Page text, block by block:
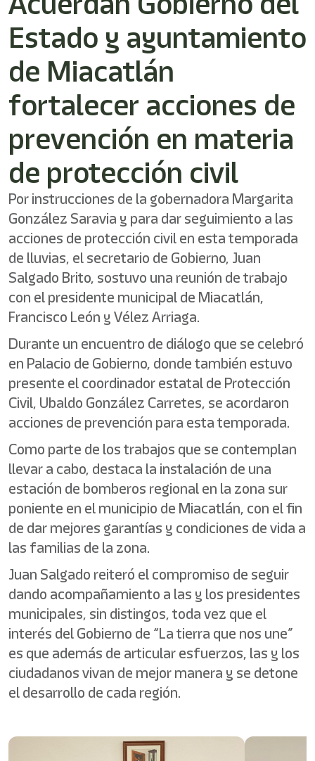
Este
acceso
directo
lector
de
pantalla
ayudarle
navegar
interactuar
con
contenido.
Estado y ayuntamiento
de Miacatlán
fortalecer acciones de
prevención en materia
de protección civil
Por instrucciones de la gobernadora Margarita
González Saravia y para dar seguimiento a las
acciones de protección civil en esta temporada
de lluvias, el secretario de Gobierno, Juan
Salgado Brito, sostuvo una reunión de trabajo
con el presidente municipal de Miacatlán,
Francisco León y Vélez Arriaga.
Durante un encuentro de diálogo que se celebró
en Palacio de Gobierno, donde también estuvo
presente el coordinador estatal de Protección
Civil, Ubaldo González Carretes, se acordaron
acciones de prevención para esta temporada.
Como parte de los trabajos que se contemplan
llevar a cabo, destaca la instalación de una
estación de bomberos regional en la zona sur
poniente en el municipio de Miacatlán, con el fin
de dar mejores garantías y condiciones de vida a
las familias de la zona.
Juan Salgado reiteró el compromiso de seguir
dando acompañamiento a las y los presidentes
municipales, sin distingos, toda vez que el
interés del Gobierno de “La tierra que nos une”
es que además de articular esfuerzos, las y los
ciudadanos vivan de mejor manera y se detone
el desarrollo de cada región.